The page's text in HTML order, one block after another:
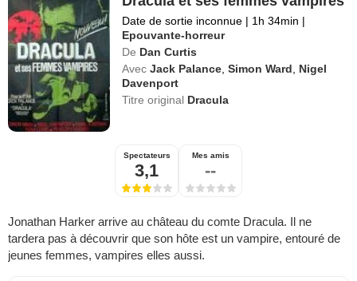
Date de sortie inconnue | 1h 34min |
Epouvante-horreur
De Dan Curtis
Avec Jack Palance ,Simon Ward
Nigel
Davenport
Titre original Dracula
Spectateurs
3,1
Mes amis
--
Jonathan Harker arrive au château du comte Dracula. Il ne
tardera pas à découvrir que son hôte est un vampire, entouré de
jeunes femmes, vampires elles aussi.